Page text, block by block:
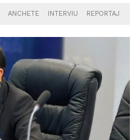
ANCHETE INTERVIU REPORTAJ